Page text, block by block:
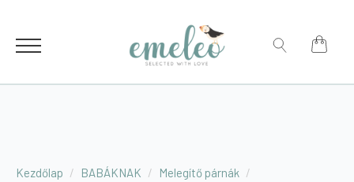
Kezdőlap BABÁKNAK
Melegítő párnák